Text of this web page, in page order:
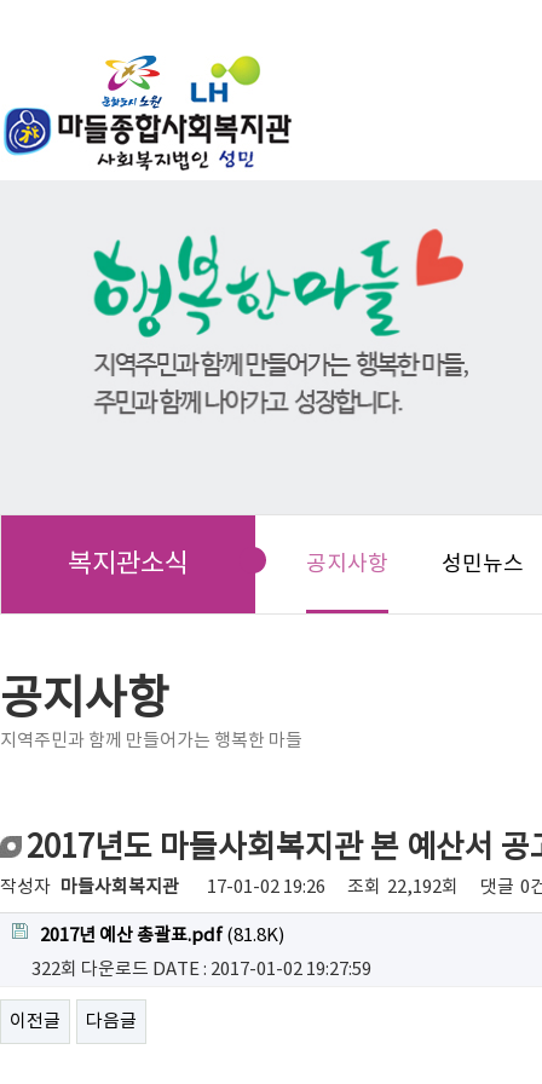
복지관소식 공지사항 성민뉴스
공지사항
지역주민과 함께 만들어가는 행복한 마들
2017년도 마들사회복지관 본 예산서 공
작성자 마들사회복지관 17-01-02 19:26 조회 22,192회 댓글 0
2017년 예산 총괄표.pdf (81.8K)
322회 다운로드 DATE : 2017-01-02 19:27:59
이전글 다음글